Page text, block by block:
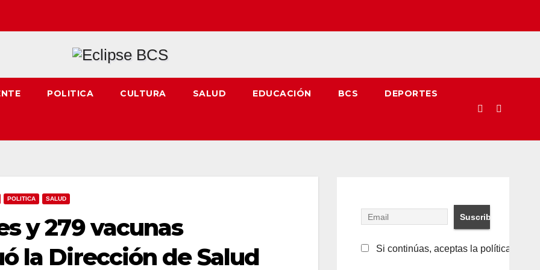
POLITICA CULTURA SALUD EDUCACIÓN BCS DEPORTES
POLITICA SALUD
y 279 vacunas
la Dirección de Salud
Si continúas, aceptas la política de